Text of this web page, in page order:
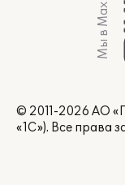
Мы в Max
© 2011-2026 АО
«1С»). Все права